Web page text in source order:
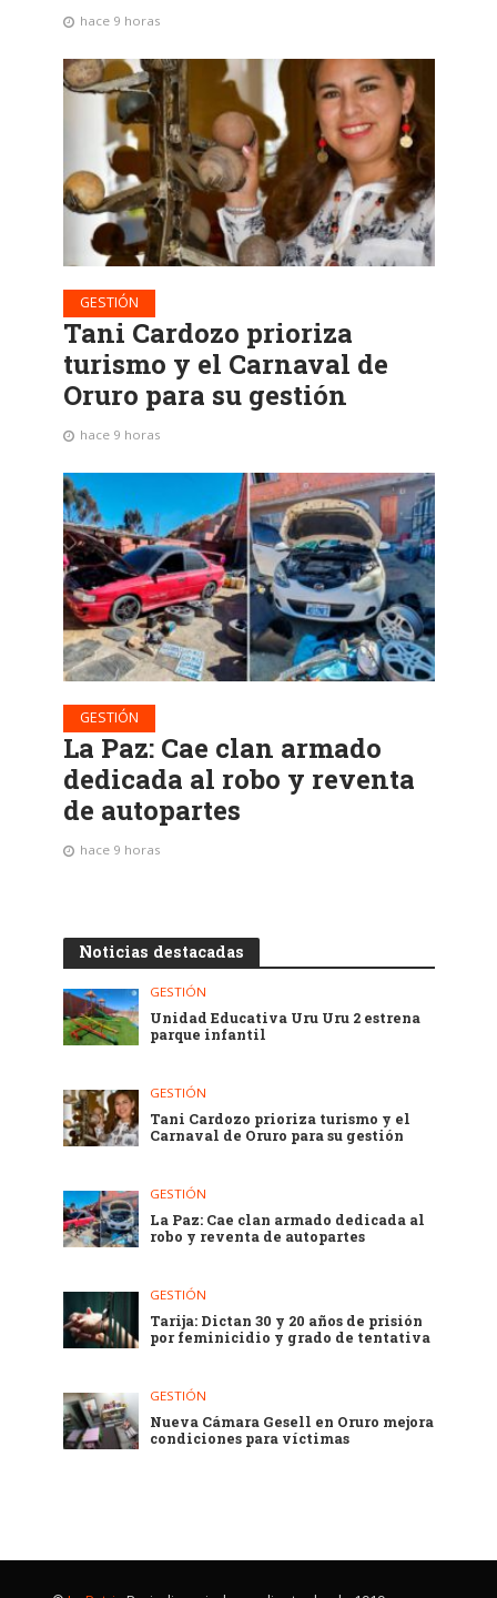
hace 9 horas
GESTIÓN
Tani Cardozo prioriza
turismo y el Carnaval de
Oruro para su gestión
hace 9 horas
GESTIÓN
La Paz: Cae clan armado
dedicada al robo y reventa
de autopartes
hace 9 horas
Noticias destacadas
GESTIÓN
Unidad Educativa Uru Uru 2 estrena
parque infantil
GESTIÓN
Tani Cardozo prioriza turismo y el
Carnaval de Oruro para su gestión
GESTIÓN
La Paz: Cae clan armado dedicada al
robo y reventa de autopartes
GESTIÓN
Tarija: Dictan 30 y 20 años de prisión
por feminicidio y grado de tentativa
GESTIÓN
Nueva Cámara Gesell en Oruro mejora
condiciones para víctimas